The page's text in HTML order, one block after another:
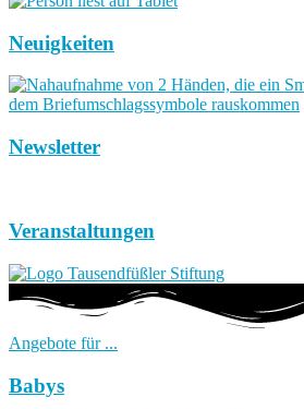
Neuigkeiten
Newsletter
Veranstaltungen
Angebote für ...
Babys